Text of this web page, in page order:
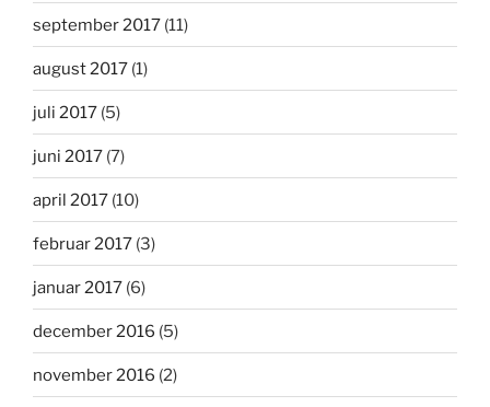
september 2017 (11)
august 2017 (1)
juli 2017 (5)
juni 2017 (7)
april 2017 (10)
februar 2017 (3)
januar 2017 (6)
december 2016 (5)
november 2016 (2)